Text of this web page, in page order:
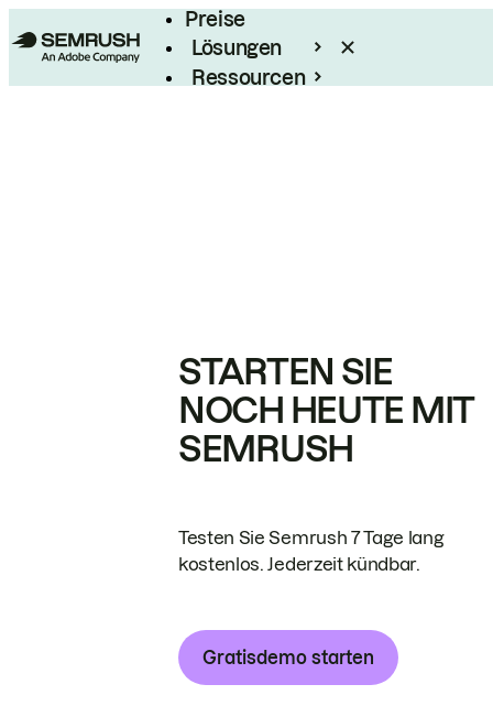
Preise
Lösungen
Ressourcen
STARTEN SIE
NOCH HEUTE MIT
SEMRUSH
Testen Sie Semrush 7 Tage lang
kostenlos. Jederzeit kündbar.
Gratisdemo starten